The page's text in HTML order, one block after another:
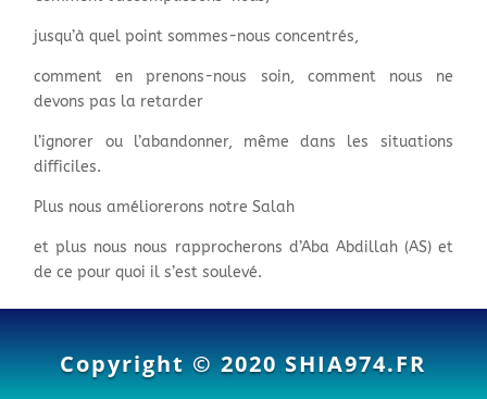
jusqu’à quel point sommes-nous concentrés,
comment en prenons-nous soin, comment nous ne
devons pas la retarder
l’ignorer ou l’abandonner, même dans les situations
difficiles.
Plus nous améliorerons notre Salah
et plus nous nous rapprocherons d’Aba Abdillah (AS) et
de ce pour quoi il s’est soulevé.
Copyright © 2020SHIA974.FR